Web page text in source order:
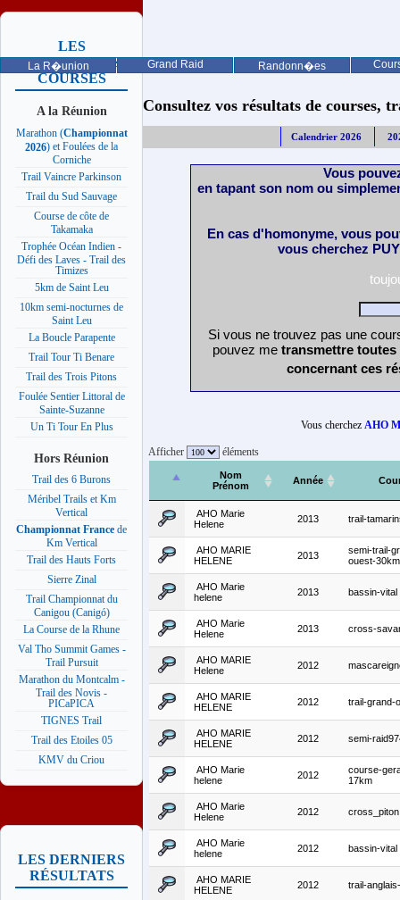
La R�union Grand Raid Randonn�es
LES
PROCHAINES
COURSES
A la Réunion
Marathon (Championnat
2026) et Foulées de la
Corniche
Trail Vaincre Parkinson
Trail du Sud Sauvage
Course de côte de
Takamaka
Trophée Océan Indien -
Défi des Laves - Trail des
Timizes
5km de Saint Leu
10km semi-nocturnes de
Saint Leu
La Boucle Parapente
Trail Tour Ti Benare
Trail des Trois Pitons
Foulée Sentier Littoral de
Sainte-Suzanne
Un Ti Tour En Plus
Hors Réunion
Trail des 6 Burons
Méribel Trails et Km
Vertical
Championnat France de
Km Vertical
Trail des Hauts Forts
Sierre Zinal
Trail Championnat du
Canigou (Canigó)
La Course de la Rhune
Val Tho Summit Games -
Trail Pursuit
Marathon du Montcalm -
Trail des Novis -
PICaPICA
TIGNES Trail
Trail des Etoiles 05
KMV du Criou
LES DERNIERS
RÉSULTATS
Consultez vos résultats de courses,
Calendrier 2026
Vous
en tapant son nom ou
En cas d'homonyme, vous
vous cherchez
Si vous ne trouvez pas une
pouvez me transmettre
concernant ces
Vous cherchez AHO
Afficher éléments
Nom
Prénom
Année
AHO Marie
Helene
2013 trail-
AHO MARIE
HELENE
2013
semi-trail-
ouest-30km
AHO Marie
helene
2013 bassin-vital
AHO Marie
Helene
2013 cross-
AHO MARIE
Helene
2012
AHO MARIE
HELENE
2012 trail-grand-
AHO MARIE
HELENE
2012 semi-
AHO Marie
helene
2012
course-
17km
AHO Marie
Helene
2012 cross_piton
AHO Marie
helene
2012 bassin-vital
AHO MARIE
HELENE
2012 trail-